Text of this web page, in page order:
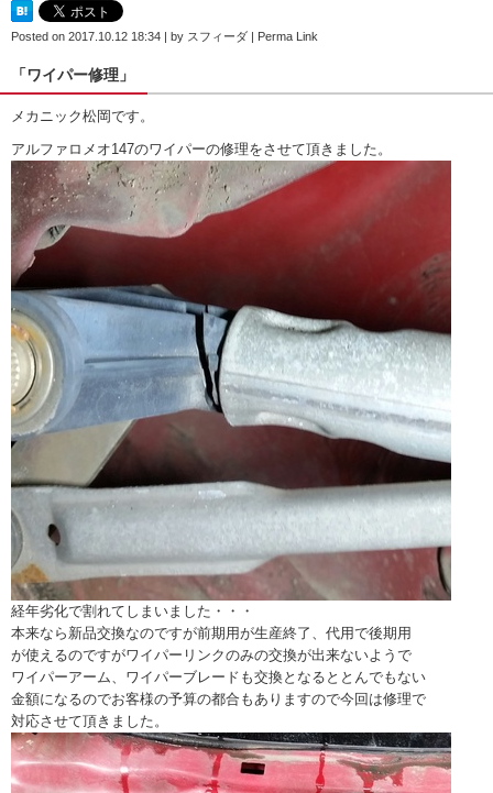
Posted on 2017.10.12 18:34 | by スフィーダ | Perma Link
「ワイパー修理」
メカニック松岡です。
アルファロメオ147のワイパーの修理をさせて頂きました。
経年劣化で割れてしまいました・・・
本来なら新品交換なのですが前期用が生産終了、代用で後期用
が使えるのですがワイパーリンクのみの交換が出来ないようで
ワイパーアーム、ワイパーブレードも交換となるととんでもない
金額になるのでお客様の予算の都合もありますので今回は修理で
対応させて頂きました。